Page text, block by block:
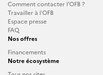
Comment contacter l'OFB ?
Travailler à l’OFB
Espace presse
FAQ
Nos offres
Financements
Notre écosystème